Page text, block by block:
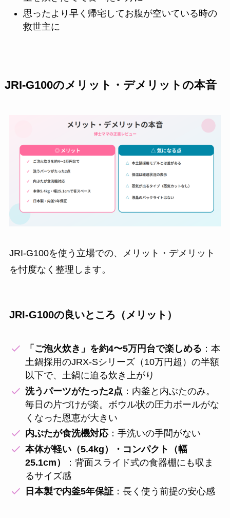
思ったより早く帰宅してお腹が空いている時の
救世主に
JRI-G100のメリット・デメリットの本音
JRI-G100を使う立場での、メリット・デメリット
を忖度なく整理します。
JRI-G100の良いところ（メリット）
「ご泡火炊き」を約4〜5万円台で楽しめる ：本
土鍋採用のJRX-Sシリーズ（10万円超）の半額
以下で、土鍋に迫る炊き上がり
洗うパーツがたった2点 ：内釜と内ぶたのみ。
毎日の片づけが楽。ボウル状の圧力ボールがな
くなった恩恵が大きい
内ぶたが食洗機対応：手洗いの手間がない
本体が軽い（5.4kg）・コンパクト（幅
25.1cm）
：背面スライド式の食器棚にも収ま
るサイズ感
日本製で内釜5年保証 ：長く使う前提の安心感